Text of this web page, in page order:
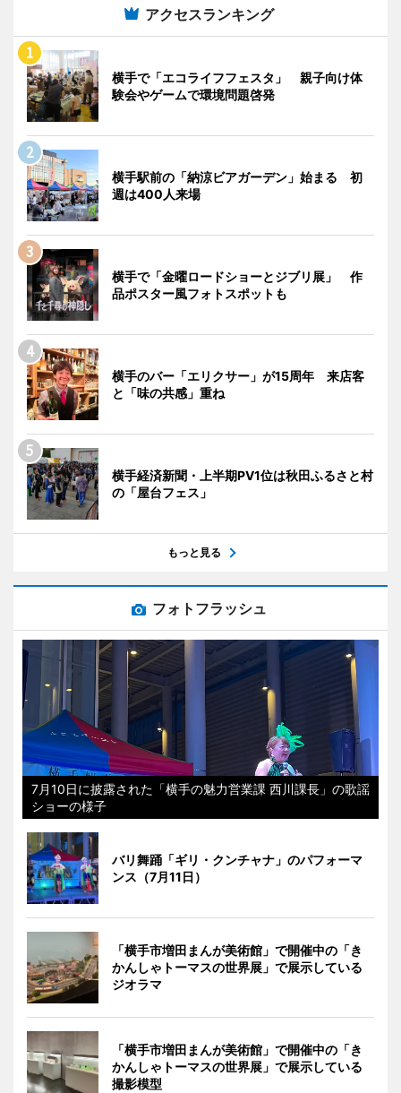
アクセスランキング
横手で「エコライフフェスタ」 親子向け体
験会やゲームで環境問題啓発
横手駅前の「納涼ビアガーデン」始まる 初
週は400人来場
横手で「金曜ロードショーとジブリ展」 作
品ポスター風フォトスポットも
横手のバー「エリクサー」が15周年 来店客
と「味の共感」重ね
横手経済新聞・上半期PV1位は秋田ふるさと村
の「屋台フェス」
もっと見る
フォトフラッシュ
7月10日に披露された「横手の魅力営業課 西川課長」の歌謡
ショーの様子
バリ舞踊「ギリ・クンチャナ」のパフォーマ
ンス（7月11日）
「横手市増田まんが美術館」で開催中の「き
かんしゃトーマスの世界展」で展示している
ジオラマ
「横手市増田まんが美術館」で開催中の「き
かんしゃトーマスの世界展」で展示している
撮影模型